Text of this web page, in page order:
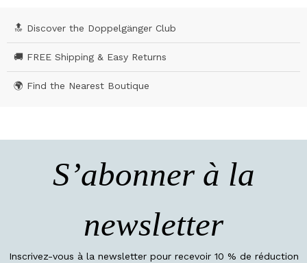
🔝 Discover the Doppelgänger Club
🚚 FREE Shipping & Easy Returns
🌍 Find the Nearest Boutique
S’abonner à la
newsletter
Inscrivez-vous à la newsletter pour recevoir 10 % de réduction